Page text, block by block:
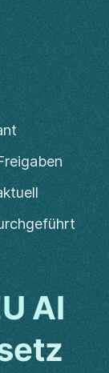
AI